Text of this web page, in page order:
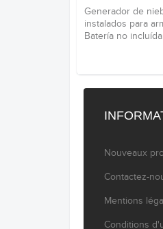
Generador de
instalados para
Batería no
Nouveaux
Contactez-
Mentions
Conditions